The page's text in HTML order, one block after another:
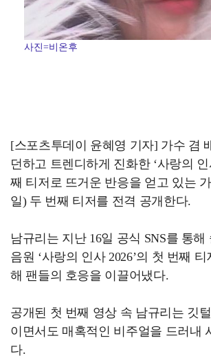
사진=비온후
[스포츠투데이 윤혜영 기자] 가수 겸
던하고 트렌디하게 진화한 ‘사랑의 인
째 티저로 뜨거운 반응을 얻고 있는
일) 두 번째 티저를 전격 공개한다.
남규리는 지난 16일 공식 SNS를 통
음원 ‘사랑의 인사 2026’의 첫 번째
해 팬들의 호응을 이끌어냈다.
공개된 첫 번째 영상 속 남규리는 깃
이면서도 매혹적인 비주얼을 드러내
다.